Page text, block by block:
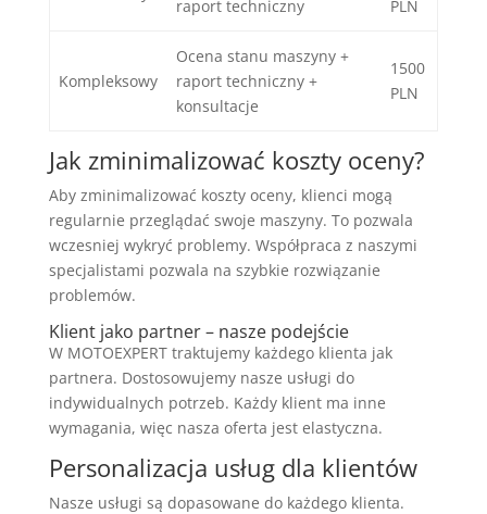
raport techniczny
PLN
Kompleksowy
Ocena stanu maszyny +
raport techniczny +
konsultacje
1500
PLN
Jak zminimalizować koszty oceny?
Aby zminimalizować koszty oceny, klienci mogą
regularnie przeglądać swoje maszyny. To pozwala
wczesniej wykryć problemy. Współpraca z naszymi
specjalistami pozwala na szybkie rozwiązanie
problemów.
Klient jako partner – nasze podejście
W MOTOEXPERT traktujemy każdego klienta jak
partnera. Dostosowujemy nasze usługi do
indywidualnych potrzeb. Każdy klient ma inne
wymagania, więc nasza oferta jest elastyczna.
Personalizacja usług dla klientów
Nasze usługi są dopasowane do każdego klienta.